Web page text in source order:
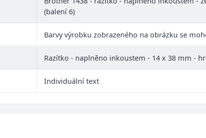
(balení 6)
Barvy výrobku zobrazeného na obrázku se
Razítko - naplněno inkoustem - 14 x 38 mm -
Individuální text